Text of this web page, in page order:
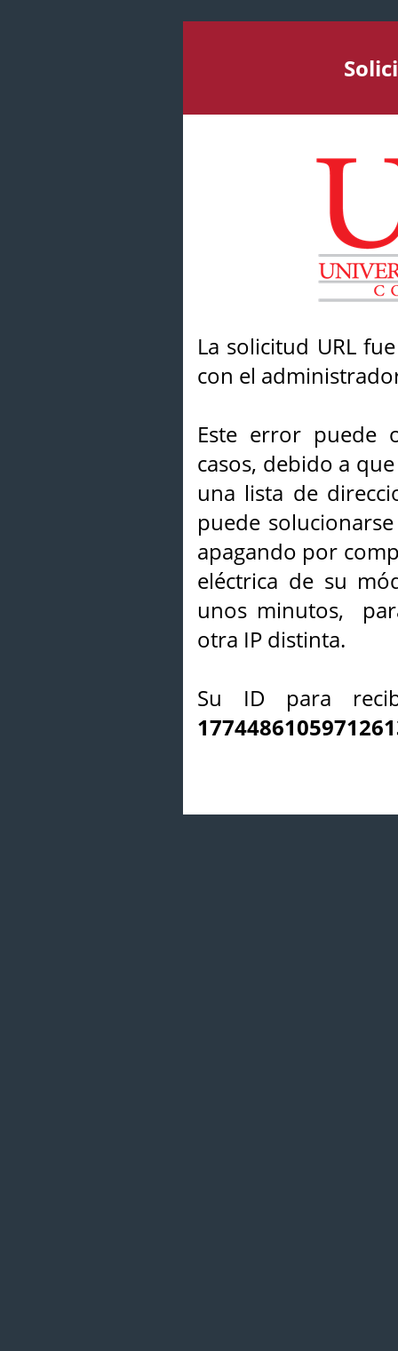
La solicitud URL
con el
Este error puede
casos, debido a
una lista de
puede
apagando por
eléctrica de su
unos minutos,
otra IP distinta.
Su ID para